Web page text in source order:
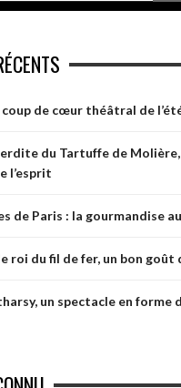
coup de cœur théâtral de
du Tartuffe de
l’esprit
de Paris : la gourmandise
roi du fil de fer, un bon goût
un spectacle en forme